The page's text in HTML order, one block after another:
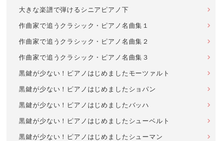
大きな楽譜で弾けるシニアピアノ下
作曲家で追うクラシック・ピアノ名曲集１
作曲家で追うクラシック・ピアノ名曲集２
作曲家で追うクラシック・ピアノ名曲集３
黒鍵が少ない！ピアノはじめましたモーツァルト
黒鍵が少ない！ピアノはじめましたショパン
黒鍵が少ない！ピアノはじめましたバッハ
黒鍵が少ない！ピアノはじめましたシューベルト
黒鍵が少ない！ピアノはじめましたシューマン